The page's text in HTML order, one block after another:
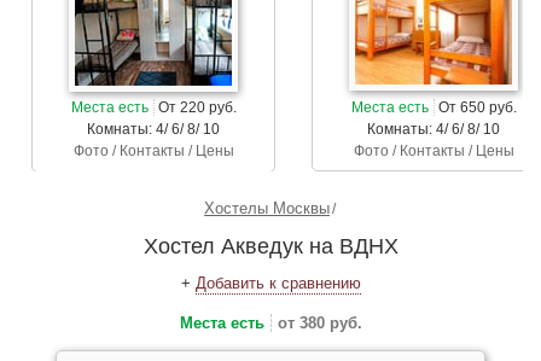
Места есть От 220 руб.
Комнаты: 4/ 6/ 8/ 10
Фото / Контакты / Цены
Места есть От 650 руб.
Комнаты: 4/ 6/ 8/ 10
Фото / Контакты / Цены
Хостелы Москвы
Хостел Акведук на ВДНХ
+ Добавить к сравнению
Места есть от 380 руб.